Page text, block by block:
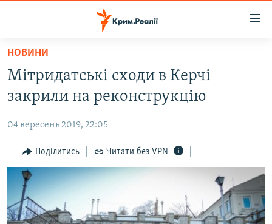
Перейти
основного
матеріалу
Перейти
до
навігації
Перейти
до
пошуку
ВОДА.КРИМ
ВІДЕО ТА ФОТО
ПОЛІТИКА
БЛОГИ
ПОГЛЯД
ІНТЕРВ'Ю
ВСЕ ЗА ДЕНЬ
НОВИНИ
Мітридатські сходи в Керчі
закрили на реконструкцію
04 вересень 2019, 22:05
Поділитись Читати без VPN